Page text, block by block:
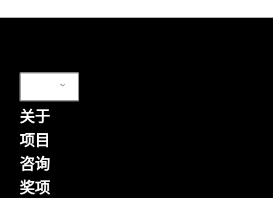
关于
项目
咨询
奖项